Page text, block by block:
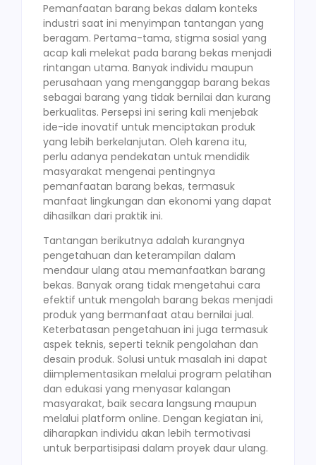
Pemanfaatan barang bekas dalam konteks
industri saat ini menyimpan tantangan yang
beragam. Pertama-tama, stigma sosial yang
acap kali melekat pada barang bekas menjadi
rintangan utama. Banyak individu maupun
perusahaan yang menganggap barang bekas
sebagai barang yang tidak bernilai dan kurang
berkualitas. Persepsi ini sering kali menjebak
ide-ide inovatif untuk menciptakan produk
yang lebih berkelanjutan. Oleh karena itu,
perlu adanya pendekatan untuk mendidik
masyarakat mengenai pentingnya
pemanfaatan barang bekas, termasuk
manfaat lingkungan dan ekonomi yang dapat
dihasilkan dari praktik ini.
Tantangan berikutnya adalah kurangnya
pengetahuan dan keterampilan dalam
mendaur ulang atau memanfaatkan barang
bekas. Banyak orang tidak mengetahui cara
efektif untuk mengolah barang bekas menjadi
produk yang bermanfaat atau bernilai jual.
Keterbatasan pengetahuan ini juga termasuk
aspek teknis, seperti teknik pengolahan dan
desain produk. Solusi untuk masalah ini dapat
diimplementasikan melalui program pelatihan
dan edukasi yang menyasar kalangan
masyarakat, baik secara langsung maupun
melalui platform online. Dengan kegiatan ini,
diharapkan individu akan lebih termotivasi
untuk berpartisipasi dalam proyek daur ulang.